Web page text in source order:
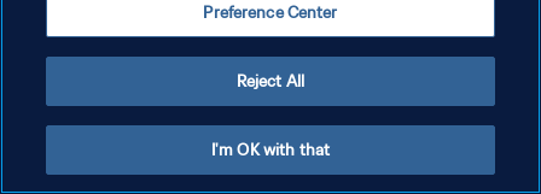
Preference Center
Reject All
I'm OK with that